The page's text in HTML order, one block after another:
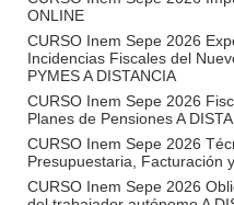
ONLINE
CURSO Inem Sepe 2026
Incidencias Fiscales del
PYMES A DISTANCIA
CURSO Inem Sepe 2026
Planes de Pensiones A
CURSO Inem Sepe 2026
Presupuestaria, Facturación
CURSO Inem Sepe 2026